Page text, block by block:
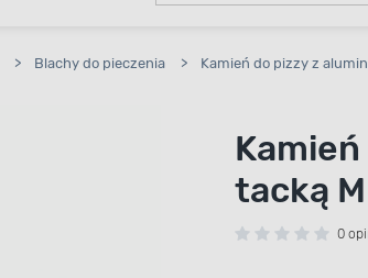
> Blachy do pieczenia > Kamień do pizzy z
tacką
0